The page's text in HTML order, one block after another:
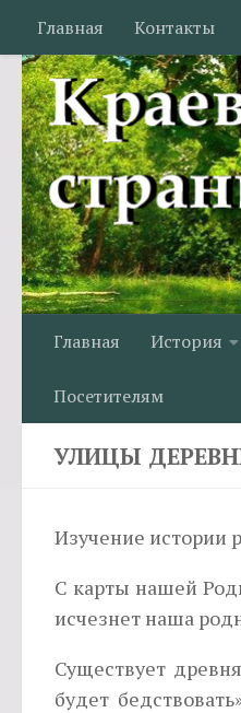
Перейти к
Главная Контакты
Главная История
Посетителям
УЛИЦЫ
Изучение истории
С карты нашей
исчезнет наша
Существует
будет